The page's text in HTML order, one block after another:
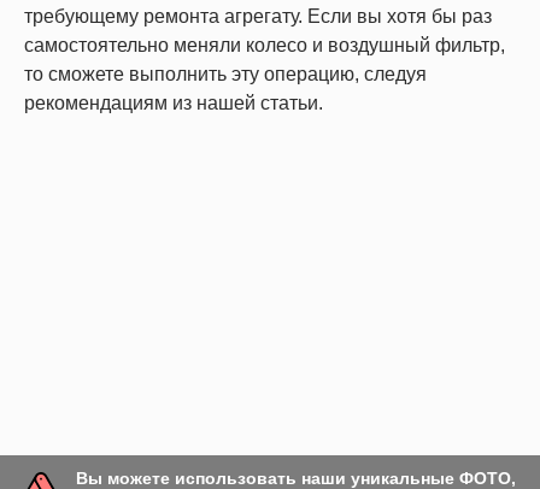
требующему ремонта агрегату. Если вы хотя бы раз
самостоятельно меняли колесо и воздушный фильтр,
то сможете выполнить эту операцию, следуя
рекомендациям из нашей статьи.
Вы можете использовать наши уникальные ФОТО,